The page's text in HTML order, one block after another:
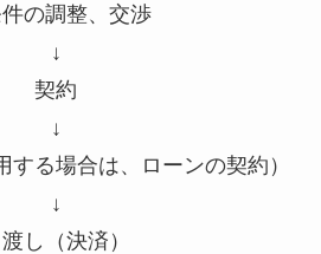
の調整、交渉
↓
契約
↓
する場合は、ローンの契約）
↓
し（決済）